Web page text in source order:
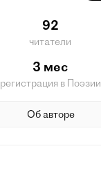
92
читатели
3 мес
регистрация в Поэзии
Об авторе